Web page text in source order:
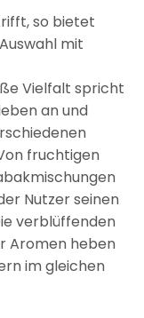
so bietet
mit
Vielfalt spricht
an und
fruchtigen
Nutzer seinen
verblüffenden
Aromen heben
im gleichen